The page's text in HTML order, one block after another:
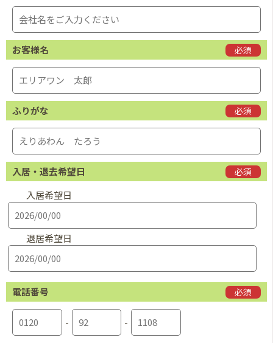
お客様名 必須
ふりがな 必須
入居・退去希望日 必須
入居希望日
退居希望日
電話番号 必須
- -